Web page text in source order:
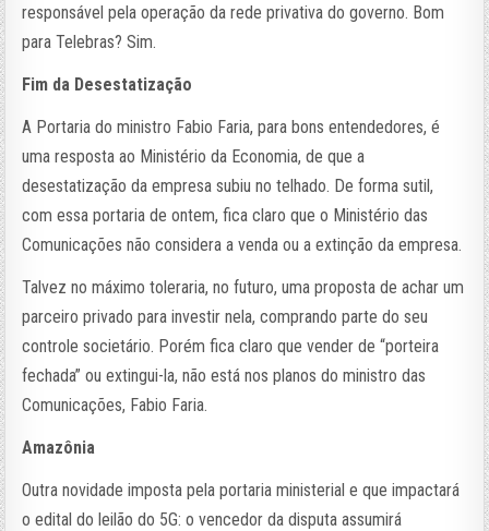
responsável pela operação da rede privativa do governo. Bom
para Telebras? Sim.
Fim da Desestatização
A Portaria do ministro Fabio Faria, para bons entendedores, é
uma resposta ao Ministério da Economia, de que a
desestatização da empresa subiu no telhado. De forma sutil,
com essa portaria de ontem, fica claro que o Ministério das
Comunicações não considera a venda ou a extinção da empresa.
Talvez no máximo toleraria, no futuro, uma proposta de achar um
parceiro privado para investir nela, comprando parte do seu
controle societário. Porém fica claro que vender de “porteira
fechada” ou extingui-la, não está nos planos do ministro das
Comunicações, Fabio Faria.
Amazônia
Outra novidade imposta pela portaria ministerial e que impactará
o edital do leilão do 5G: o vencedor da disputa assumirá